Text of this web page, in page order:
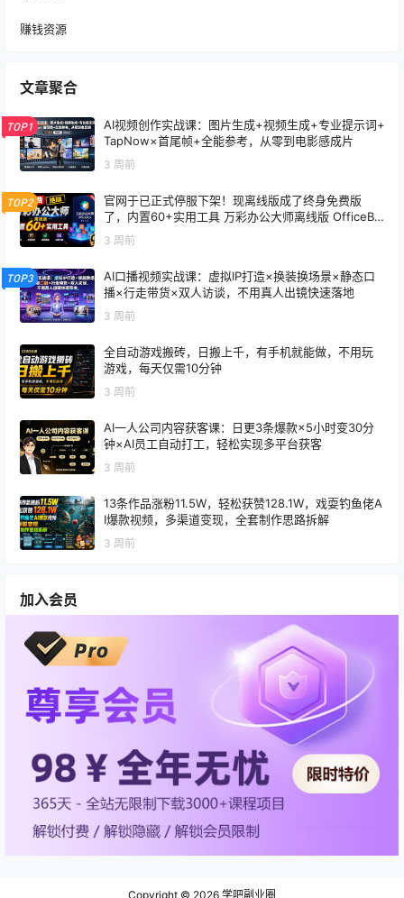
赚钱资源
文章聚合
TOP1
AI视频创作实战课：图片生成+视频生成+专业提示词+
TapNow×首尾帧+全能参考，从零到电影感成片
3 周前
TOP2
官网于已正式停服下架！现离线版成了终身免费版
了，内置60+实用工具 万彩办公大师离线版 OfficeBo
3 周前
TOP3
AI口播视频实战课：虚拟IP打造×换装换场景×静态口
播×行走带货×双人访谈，不用真人出镜快速落地
3 周前
全自动游戏搬砖，日搬上千，有手机就能做，不用玩
游戏，每天仅需10分钟
3 周前
AI一人公司内容获客课：日更3条爆款×5小时变30分
钟×AI员工自动打工，轻松实现多平台获客
3 周前
13条作品涨粉11.5W，轻松获赞128.1W，戏耍钓鱼佬A
I爆款视频，多渠道变现，全套制作思路拆解
3 周前
加入会员
Copyright © 2026 学吧副业圈